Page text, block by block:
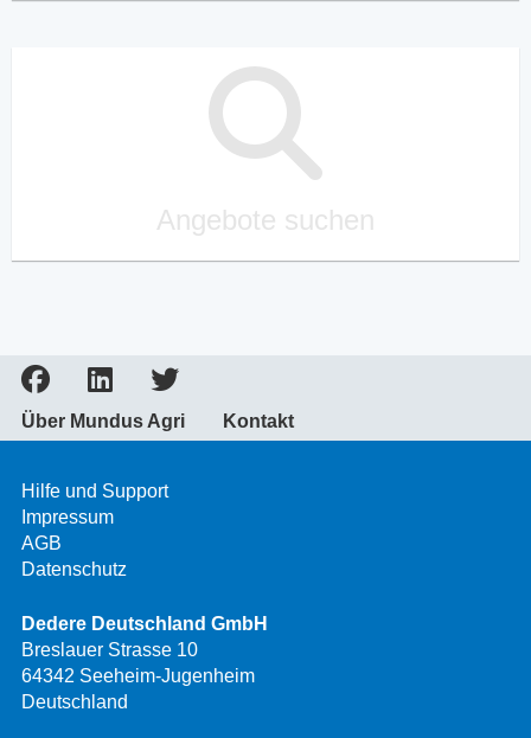
Angebote suchen
Über Mundus Agri Kontakt
Hilfe und Support
Impressum
AGB
Datenschutz
Dedere Deutschland GmbH
Breslauer Strasse 10
64342 Seeheim-Jugenheim
Deutschland